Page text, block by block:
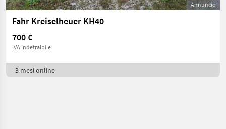
Annuncio
Fahr Kreiselheuer KH40
700 €
IVA indetraibile
3 mesi online